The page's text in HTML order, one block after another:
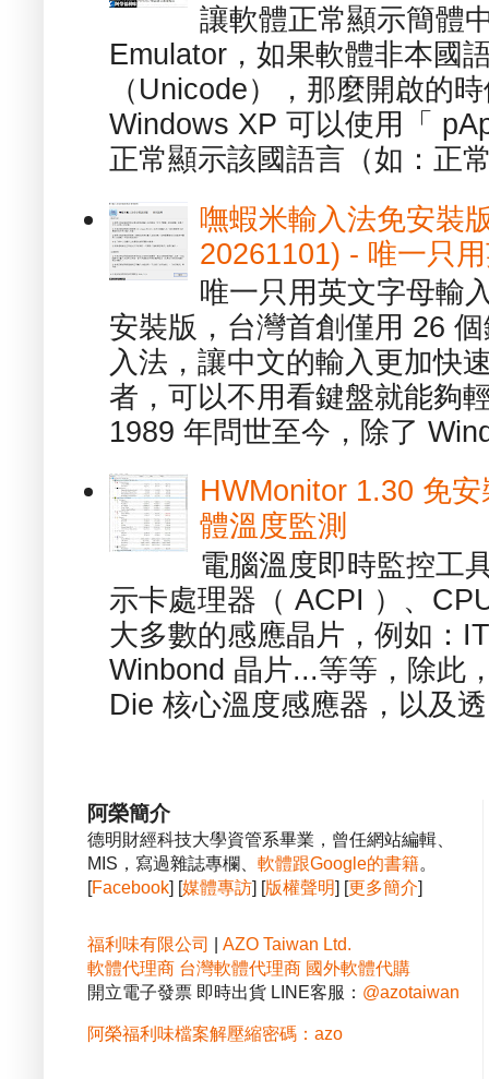
讓軟體正常顯示簡體
Emulator，如果軟體非本國
（Unicode），那麼開啟的
Windows XP 可以使用「
正常顯示該國語言（如：正
嘸蝦米輸入法免安裝
20261101) - 唯一只
唯一只用英文字母輸
安裝版，台灣首創僅用 26
入法，讓中文的輸入更加快
者，可以不用看鍵盤就能夠
1989 年問世至今，除了
HWMonitor 1.30 免
體溫度監測
電腦溫度即時監控工
示卡處理器（ ACPI ）、
大多數的感應晶片，例如：
Winbond 晶片...等等，除此
Die 核心溫度感應器，以及
阿榮簡介
德明財經科技大學資管系畢業，曾任網站編輯、
MIS，寫過雜誌專欄、 軟體跟Google的書籍。
[Facebook] [媒體專訪] [版權聲明] [更多簡介]
福利味有限公司
AZO Taiwan Ltd.
軟體代理商 台灣軟體代理商 國外軟體代購
開立電子發票 即時出貨 LINE客服： @azotaiwan
阿榮福利味檔案解壓縮密碼：azo